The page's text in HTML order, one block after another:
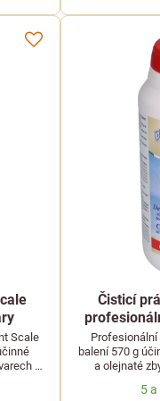
Scale
a
Čisticí
balení 570 g
a olejnaté
5